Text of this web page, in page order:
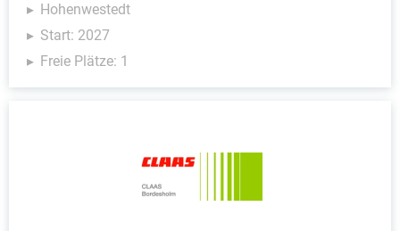
Hohenwestedt
Start: 2027
Freie Plätze: 1